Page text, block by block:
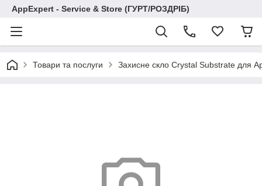
AppExpert - Service & Store (ГУРТ/РОЗДРІБ)
Товари та послуги Захисне скло Crystal Substrate для